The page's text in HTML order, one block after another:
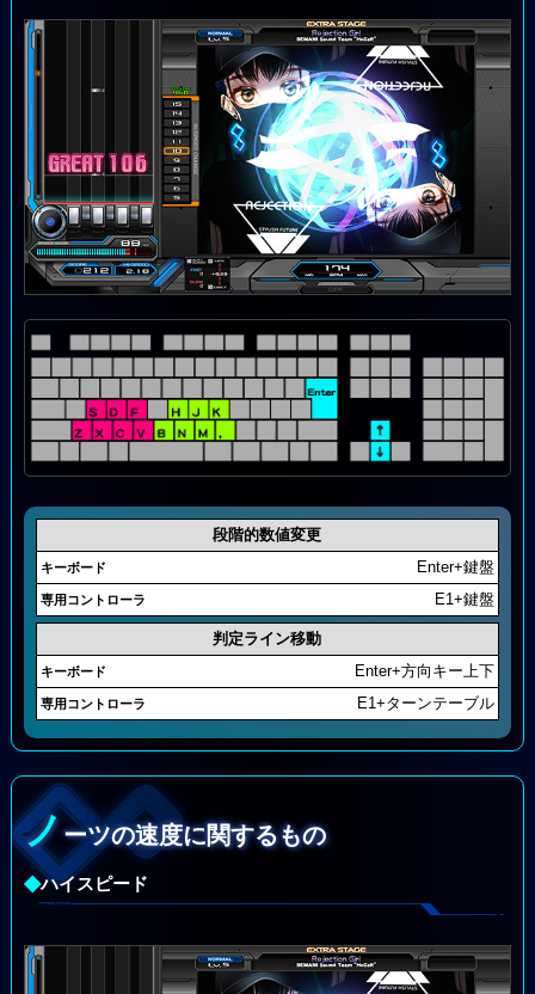
段階的数値変更
Enter+鍵盤
E1+鍵盤
判定ライン移動
Enter+方向キー上下
E1+ターンテーブル
ノーツの速度に関するもの
◆ハイスピード